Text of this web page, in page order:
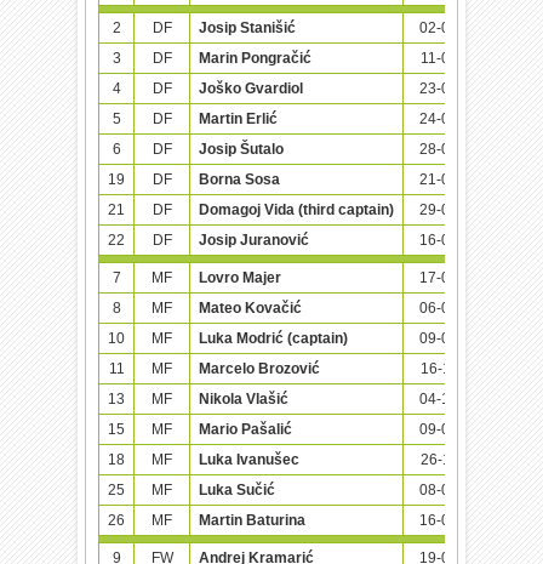
2 DF Josip Stanišić
02-04-2000 (24)
3
DF Marin Pongračić
11-09-1997 (26)
4
DF Joško Gvardiol
23-01-2002 (22)
5
DF Martin Erlić
24-01-1998 (26)
6
DF Josip Šutalo
28-02-2000 (24)
19
DF Borna Sosa
21-01-1998 (26)
21
DF Domagoj Vida (third captain)
29-04-1989 (35)
22
DF Josip Juranović 16-08-1995 (28)
7 MF Lovro Majer
17-01-1998 (26)
8
MF Mateo Kovačić
06-05-1994 (30)
10
MF Luka Modrić (captain)
09-09-1985 (38)
11
MF Marcelo Brozović
16-11-1992 (31)
13
MF Nikola Vlašić
04-10-1997 (26)
15
MF Mario Pašalić
09-02-1995 (29)
18
MF Luka Ivanušec
26-11-1998 (25)
25
MF Luka Sučić
08-09-2002 (21)
26
MF Martin Baturina 16-02-2003 (21)
9 FW Andrej Kramarić
19-06-1991 (33)